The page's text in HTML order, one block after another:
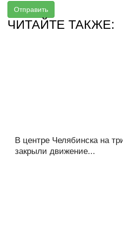
Отправить
ЧИТАЙТЕ ТАКЖЕ:
В центре Челябинска на
закрыли движение...